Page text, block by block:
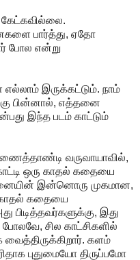
பார்த்து, ஏதோ
போல என்று
இருக்கட்டும். நாம்
பின்னால், எத்தனை
இந்த படம் காட்டும்
வருவாயாவில்,
ஒரு காதல் கதையை
இன்னொரு முகமான,
காதல் கதையை
பிடித்தவர்களுக்கு, இது
போலவே, சில காட்சிகளில்
களம்
புதுமையோ திருப்பமோ